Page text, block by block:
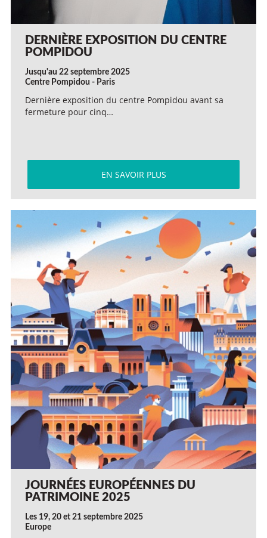
DERNIÈRE EXPOSITION DU CENTRE
POMPIDOU
Jusqu'au 22 septembre 2025
Centre Pompidou - Paris
Dernière exposition du centre Pompidou avant sa
fermeture pour cinq…
EN SAVOIR PLUS
JOURNÉES EUROPÉENNES DU
PATRIMOINE 2025
Les 19, 20 et 21 septembre 2025
Europe